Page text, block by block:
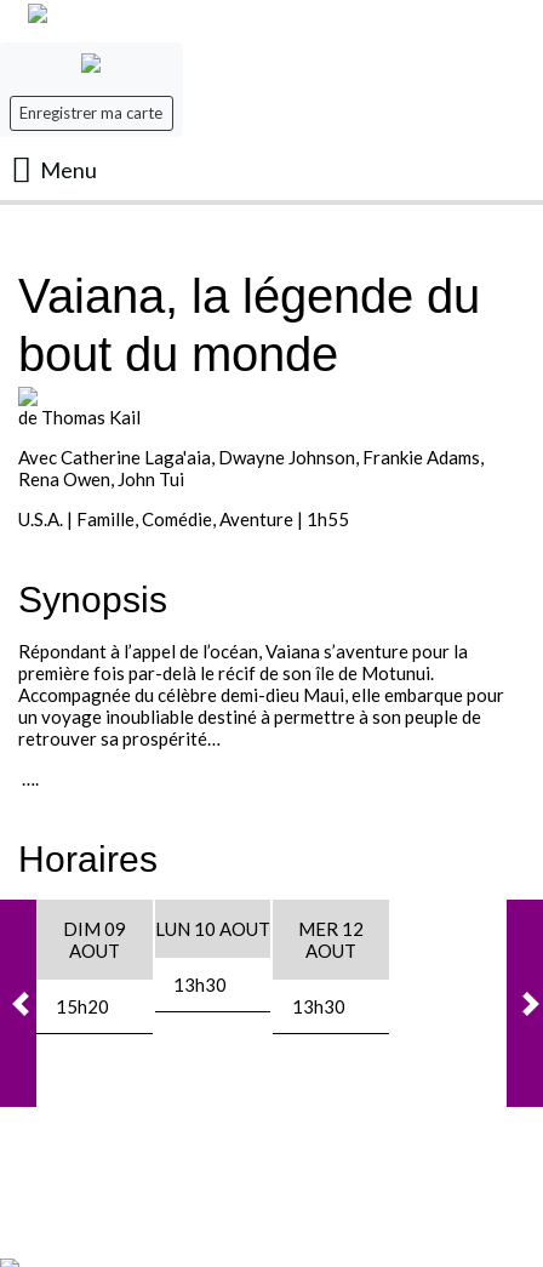
Enregistrer ma carte
Menu
Les Films
Les séances
Evenement
Mon panier
Contact / Infos
Mon compte
Vaiana, la légende du
bout du monde
de Thomas Kail
Avec Catherine Laga'aia, Dwayne Johnson, Frankie Adams,
Rena Owen, John Tui
U.S.A. | Famille, Comédie, Aventure | 1h55
Synopsis
Répondant à l’appel de l’océan, Vaiana s’aventure pour la
première fois par-delà le récif de son île de Motunui.
Accompagnée du célèbre demi-dieu Maui, elle embarque pour
un voyage inoubliable destiné à permettre à son peuple de
retrouver sa prospérité…
….
Horaires
DIM 09
AOUT
15h20
LUN 10 AOUT
13h30
MER 12
AOUT
13h30